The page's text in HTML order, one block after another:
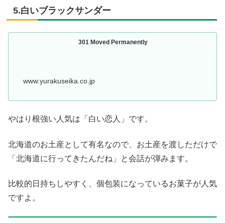
5.白いブラックサンダー
301 Moved Permanently
www.yurakuseika.co.jp
やはり根強い人気は「白い恋人」です。
北海道のお土産として有名なので、お土産を渡しただけで
「北海道に行ってきたんだね」と会話が弾みます。
比較的日持ちしやすく、個包装になっているお菓子が人気
ですよ。